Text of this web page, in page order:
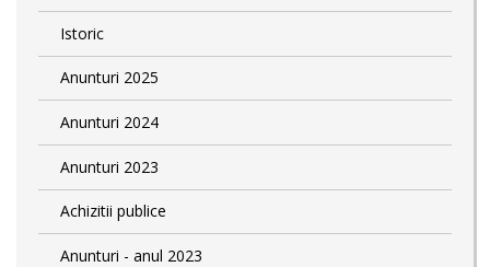
Istoric
Anunturi 2025
Anunturi 2024
Anunturi 2023
Achizitii publice
Anunturi - anul 2023